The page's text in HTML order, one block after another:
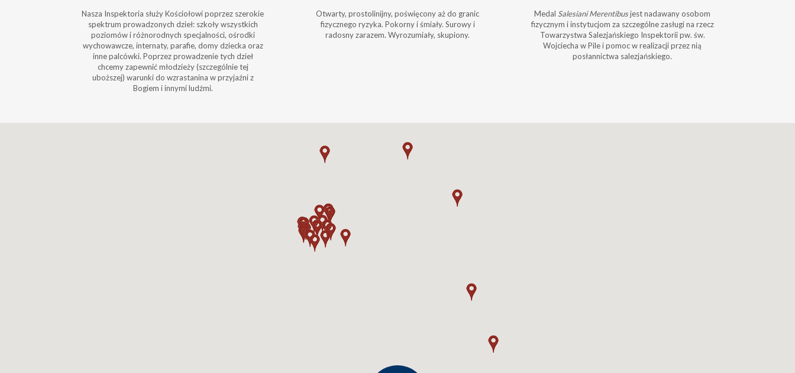
Nasza Inspektoria służy Kościołowi poprzez szerokie
spektrum prowadzonych dzieł: szkoły wszystkich
poziomów i różnorodnych specjalności, ośrodki
wychowawcze, internaty, parafie, domy dziecka oraz
inne palcówki. Poprzez prowadzenie tych dzieł
chcemy zapewnić młodzieży (szczególnie tej
uboższej) warunki do wzrastanina w przyjaźni z
Bogiem i innymi ludźmi.
Otwarty, prostolinijny, poświęcony aż do granic
fizycznego ryzyka. Pokorny i śmiały. Surowy i
radosny zarazem. Wyrozumiały, skupiony.
Medal Salesiani Merentibusjest nadawany osobom
fizycznym i instytucjom za szczególne zasługi na rzecz
Towarzystwa Salezjańskiego Inspektorii pw. św.
Wojciecha w Pile i pomoc w realizacji przez nią
posłannictwa salezjańskiego.